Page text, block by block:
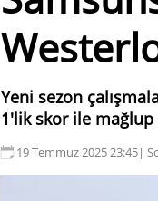
Yeni sezon
1'lik skor ile
19 Temmuz 2025 23:45|